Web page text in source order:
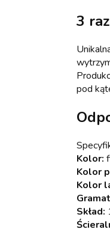
3
pod
Kolor:
Kolor
Kolor
Skład: